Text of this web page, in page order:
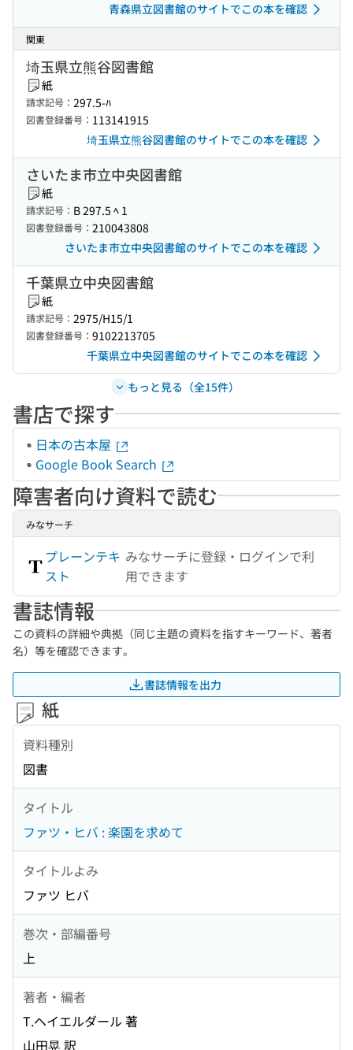
青森県立図書館のサイトでこの本を確認
関東
埼玉県立熊谷図書館
紙
請求記号： 297.5-ﾊ
図書登録番号： 113141915
埼玉県立熊谷図書館のサイトでこの本を確認
さいたま市立中央図書館
紙
請求記号： B 297.5 ﾍ 1
図書登録番号： 210043808
さいたま市立中央図書館のサイトでこの本を確認
千葉県立中央図書館
紙
請求記号： 2975/H15/1
図書登録番号： 9102213705
千葉県立中央図書館のサイトでこの本を確認
もっと見る（全15件）
書店で探す
日本の古本屋
Google Book Search
障害者向け資料で読む
みなサーチ
プレーンテキ
スト
みなサーチに登録・ログインで利
用できます
書誌情報
この資料の詳細や典拠（同じ主題の資料を指すキーワード、著者
名）等を確認できます。
書誌情報を出力
紙
資料種別
図書
タイトル
ファツ・ヒバ : 楽園を求めて
タイトルよみ
ファツ ヒバ
巻次・部編番号
上
著者・編者
T.ヘイエルダール 著
山田晃 訳